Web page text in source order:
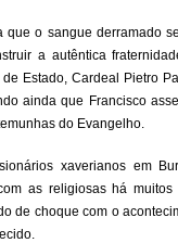
que o sangue derramado
a autêntica
Estado, Cardeal Pietro
ainda que Francisco
do Evangelho.
xaverianos em
as religiosas há
de choque com o